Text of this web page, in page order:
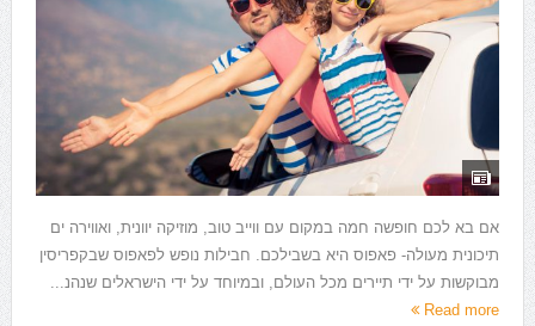
אם בא לכם חופשה חמה במקום עם ווייב טוב, מוזיקה יוונית, ואווירה ים
תיכונית מעולה- פאפוס היא בשבילכם. חבילות נופש לפאפוס שבקפריסין
מבוקשות על ידי תיירים מכל העולם, ובמיוחד על ידי הישראלים שנהנ...
Read more